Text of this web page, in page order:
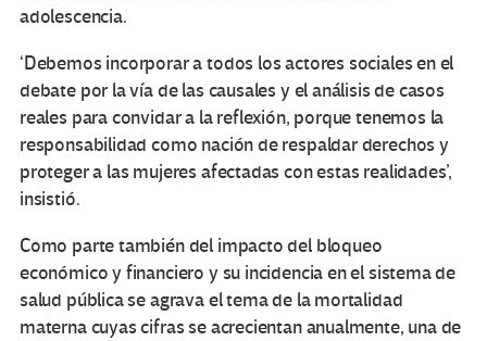
adolescencia.
‘Debemos incorporar a todos los actores sociales en el
debate por la vía de las causales y el análisis de casos
reales para convidar a la reflexión, porque tenemos la
responsabilidad como nación de respaldar derechos y
proteger a las mujeres afectadas con estas realidades’,
insistió.
Como parte también del impacto del bloqueo
económico y financiero y su incidencia en el sistema de
salud pública se agrava el tema de la mortalidad
materna cuyas cifras se acrecientan anualmente, una de